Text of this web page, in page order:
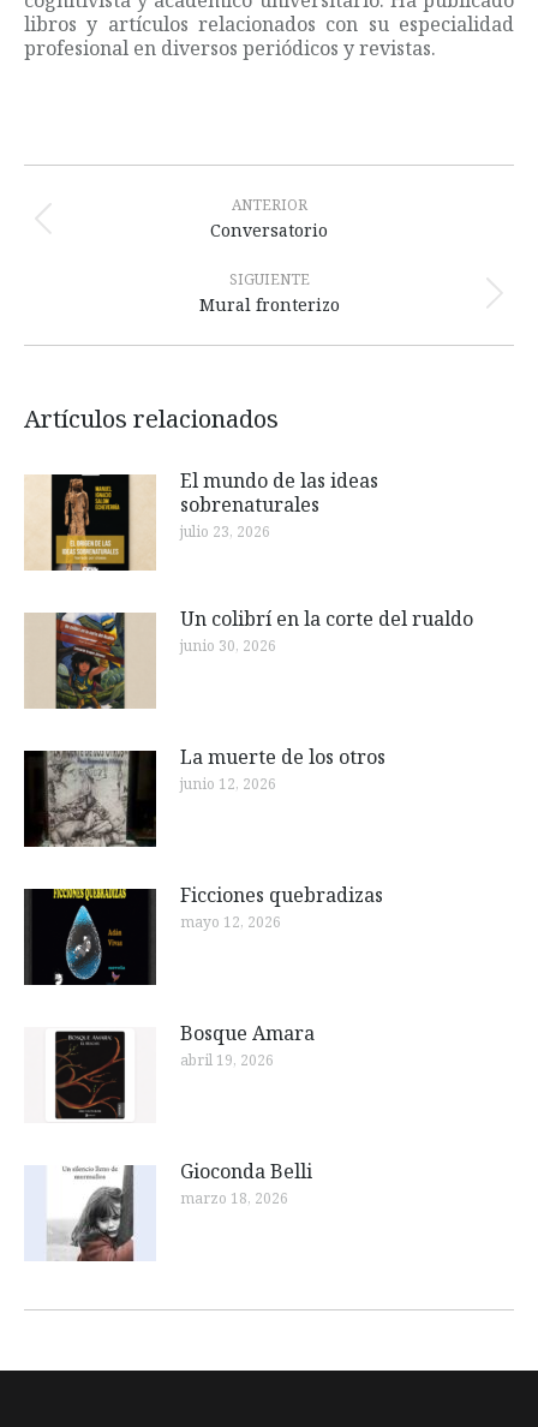
libros y artículos relacionados con su especialidad
profesional en diversos periódicos y revistas.
entre
publicaciones
ANTERIOR
Publicación
Conversatorio
SIGUIENTE
Publicación
Mural fronterizo
Artículos relacionados
El mundo de las ideas
sobrenaturales
julio 23, 2026
Un colibrí en la corte del rualdo
junio 30, 2026
La muerte de los otros
junio 12, 2026
Ficciones quebradizas
mayo 12, 2026
Bosque Amara
abril 19, 2026
Gioconda Belli
marzo 18, 2026